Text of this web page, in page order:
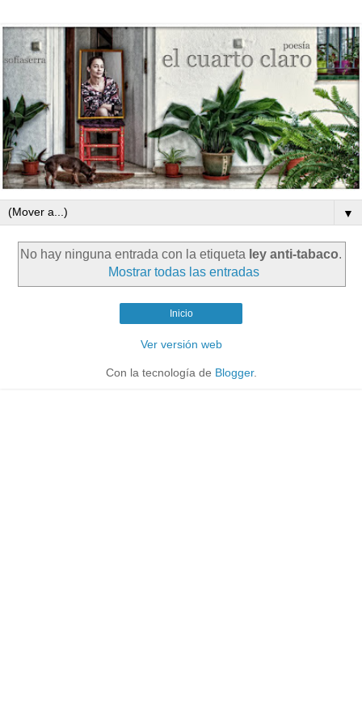
▼
No hay ninguna entrada con la etiqueta ley anti-tabaco.
Mostrar todas las entradas
Inicio
Ver versión web
Con la tecnología de Blogger.